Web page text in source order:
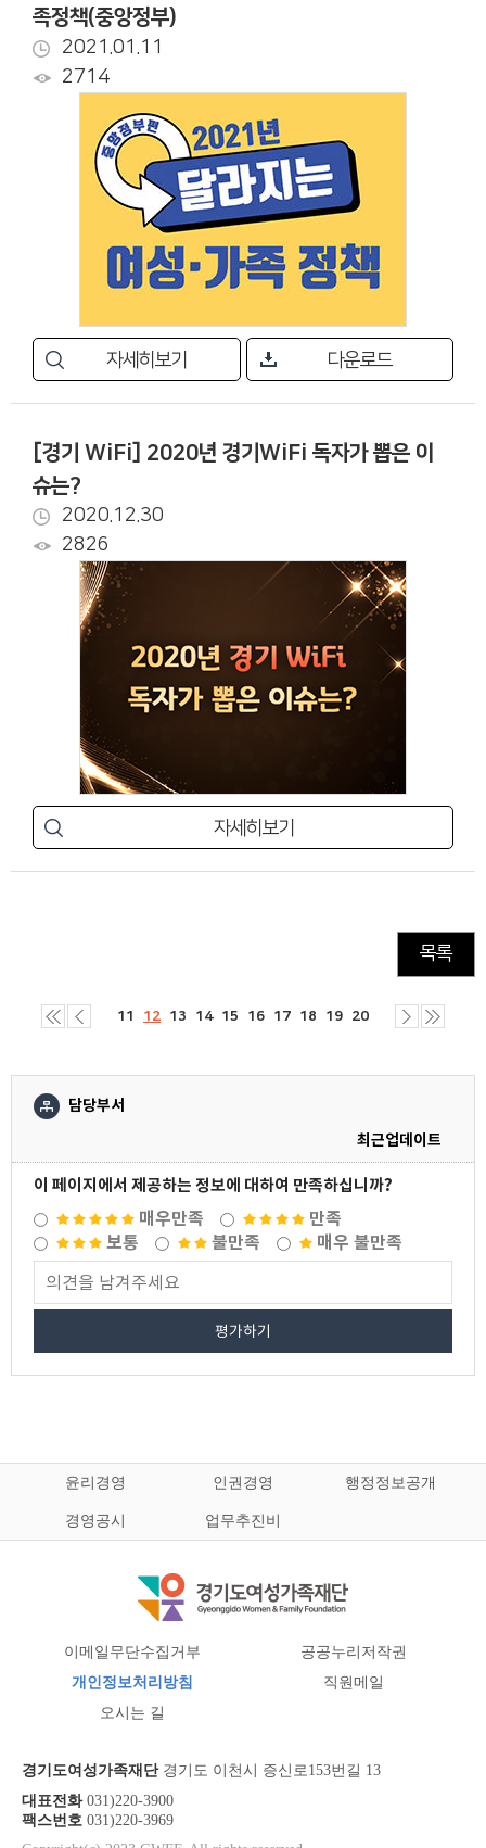
족정책(중앙정부)
2021.01.11
2714
자세히보기 다운로드
[경기 WiFi] 2020년 경기WiFi 독자가 뽑은 이
슈는?
2020.12.30
2826
자세히보기
목록
11 12 13 14 15 16 17 18 19 20
담당부서
최근업데이트
이 페이지에서 제공하는 정보에 대하여 만족하십니까?
매우만족
만족
보통
불만족 매우 불만족
평가하기
윤리경영 인권경영 행정정보공개
경영공시 업무추진비
이메일무단수집거부
공공누리저작권
개인정보처리방침
직원메일
오시는 길
경기도여성가족재단경기도 이천시 증신로153번길 13
대표전화031)220-3900
팩스번호 031)220-3969